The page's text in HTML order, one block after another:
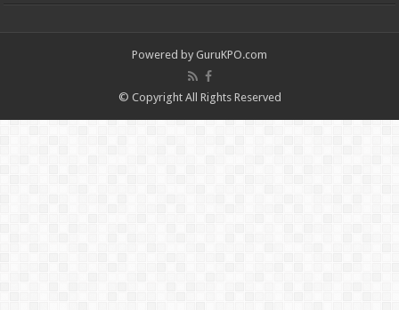
Powered by GuruKPO.com
© Copyright All Rights Reserved